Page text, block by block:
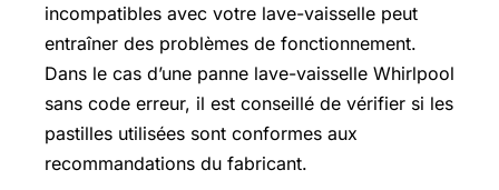
incompatibles avec votre lave-vaisselle peut
entraîner des problèmes de fonctionnement.
Dans le cas d’une panne lave-vaisselle Whirlpool
sans code erreur, il est conseillé de vérifier si les
pastilles utilisées sont conformes aux
recommandations du fabricant.